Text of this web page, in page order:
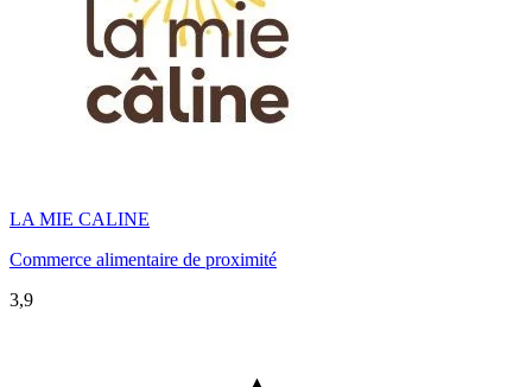
LA MIE CALINE
Commerce alimentaire de proximité
3,9